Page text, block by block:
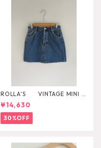
ROLLA'S VINTAGE MINI D
AZZLER
¥14,630
30%OFF